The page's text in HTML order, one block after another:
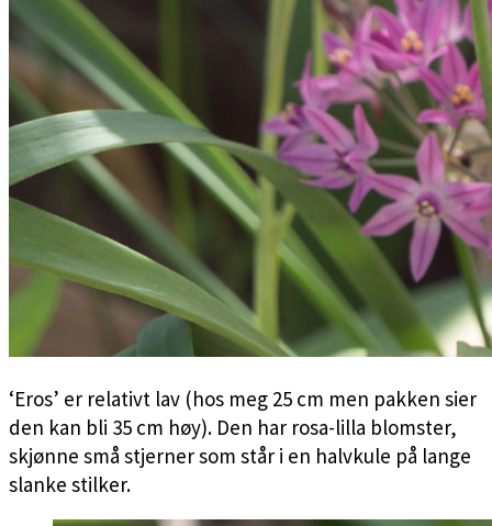
‘Eros’ er relativt lav (hos meg 25 cm men pakken sier
den kan bli 35 cm høy). Den har rosa-lilla blomster,
skjønne små stjerner som står i en halvkule på lange
slanke stilker.